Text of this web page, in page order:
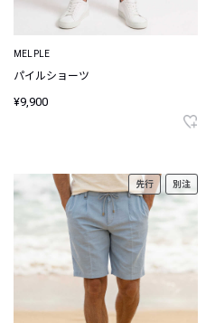
MELPLE
パイルショーツ
¥9,900
先行 別注